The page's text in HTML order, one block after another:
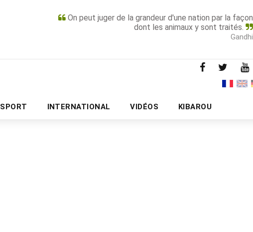
On peut juger de la grandeur d'une nation par la façon
dont les animaux y sont traités.
Gandhi
SPORT INTERNATIONAL VIDÉOS KIBAROU
PUBLICITÉ